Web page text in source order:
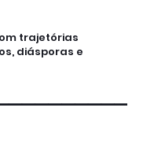
trajetórias
diásporas e